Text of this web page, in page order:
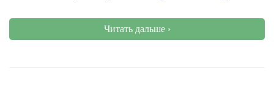
Читать дальше ›